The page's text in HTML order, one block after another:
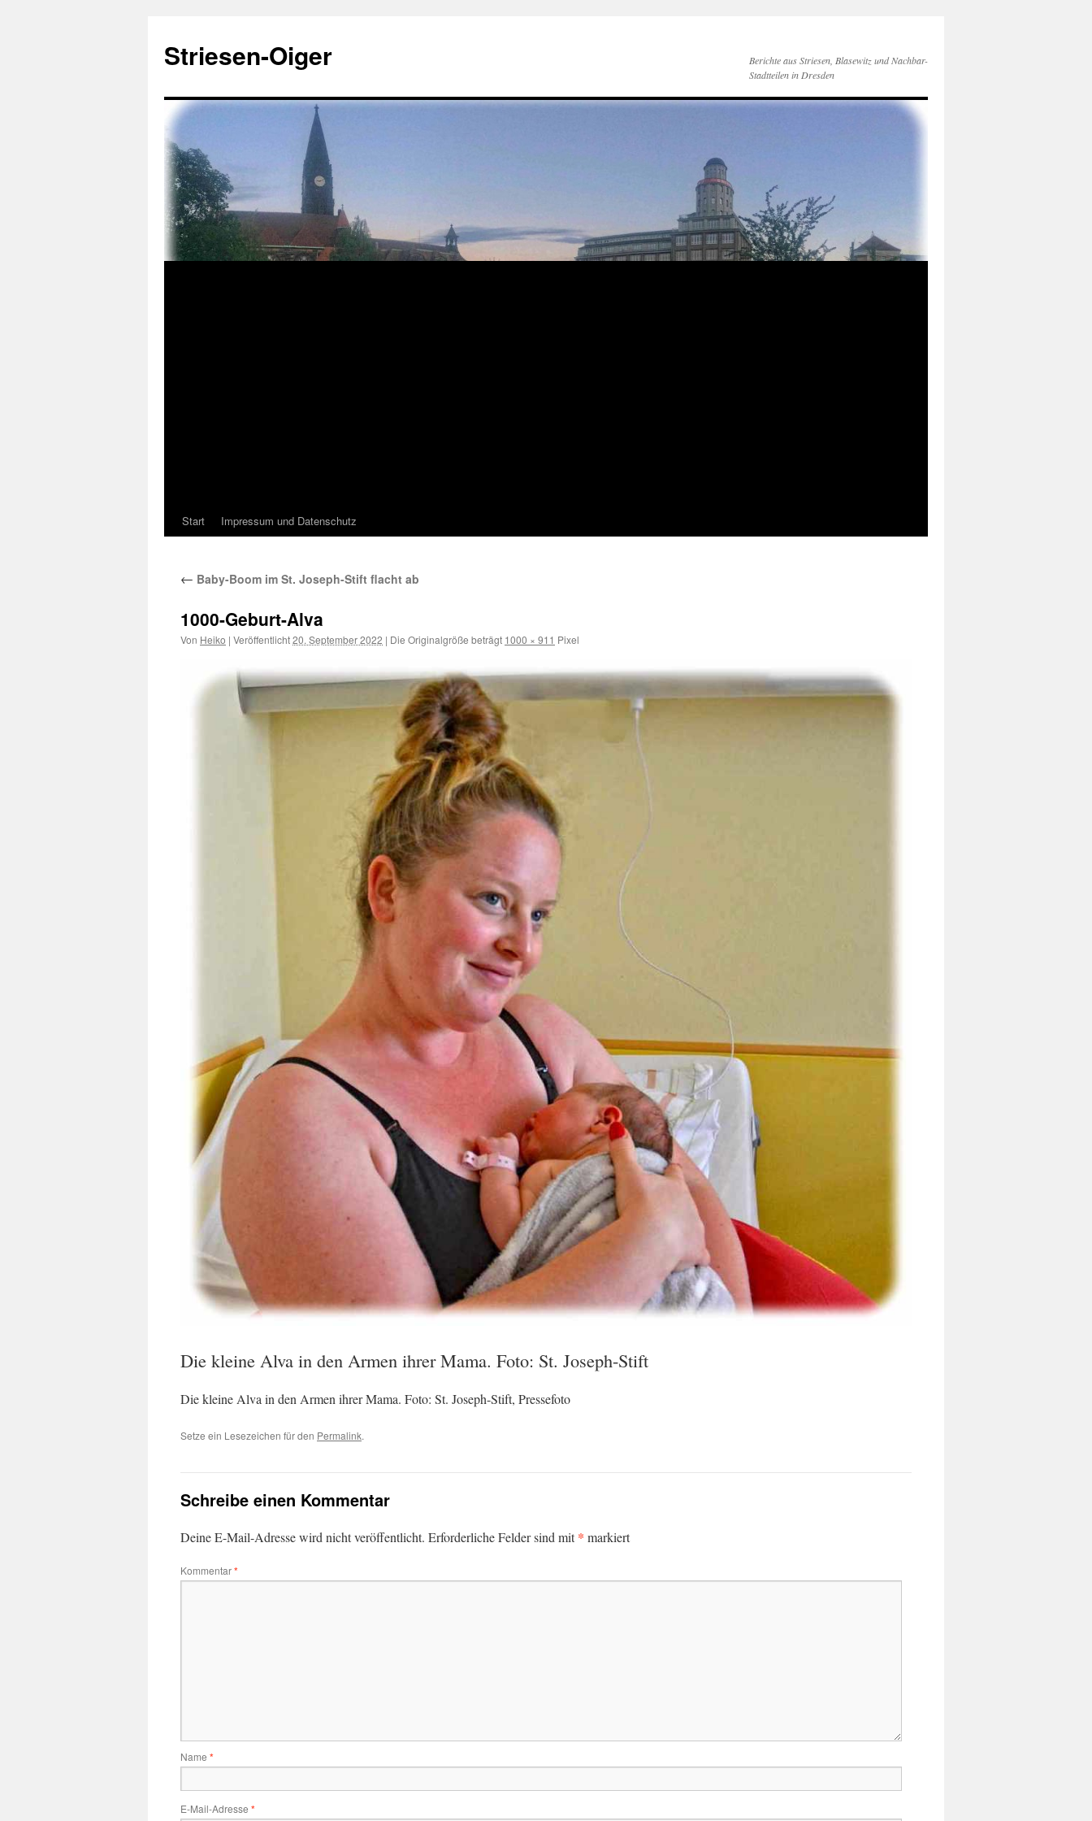
springen
Striesen-Oiger
Berichte aus Striesen, Blasewitz und Nachbar-
Stadtteilen in Dresden
Start Impressum und Datenschutz
← Baby-Boom im St. Joseph-Stift flacht ab
1000-Geburt-Alva
Von Heiko | Veröffentlicht20. September 2022 | Die Originalgröße beträgt 1000 × 911 Pixel
Die kleine Alva in den Armen ihrer Mama. Foto: St. Joseph-Stift
Die kleine Alva in den Armen ihrer Mama. Foto: St. Joseph-Stift, Pressefoto
Setze ein Lesezeichen für den Permalink.
Schreibe einen Kommentar
Deine E-Mail-Adresse wird nicht veröffentlicht. Erforderliche Felder sind mit* markiert
Kommentar*
Name *
E-Mail-Adresse *